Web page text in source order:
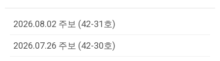
2026.08.02 주보 (42-31호)
2026.07.26 주보 (42-30호)